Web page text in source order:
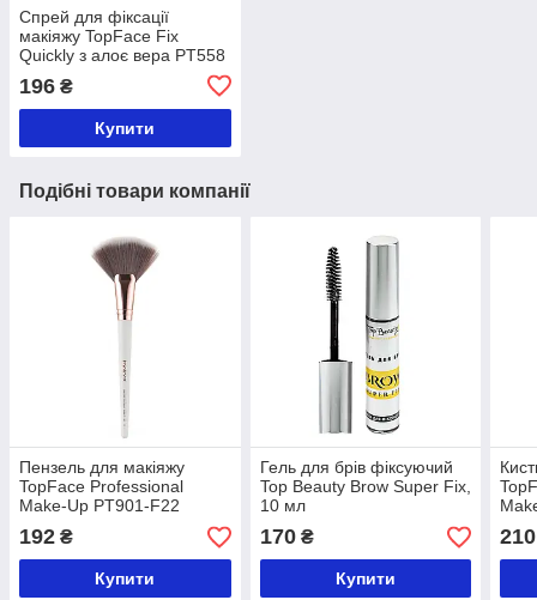
Спрей для фіксації
макіяжу TopFace Fix
Quickly з алоє вера PT558
196 ₴
Купити
Подібні товари компанії
Пензель для макіяжу
TopFace Professional
Make-Up PT901-F22
192 ₴
Купити
Гель для брів фіксуючий
Top Beauty Brow Super Fix,
10 мл
170₴
Купити
F20
210